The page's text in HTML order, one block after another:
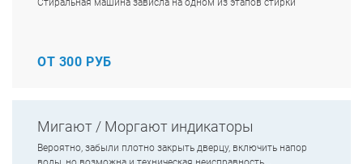
Стиральная машина зависла на одном из этапов стирки
ОТ 300 РУБ
Мигают / Моргают индикаторы
Вероятно, забыли плотно закрыть дверцу, включить напор